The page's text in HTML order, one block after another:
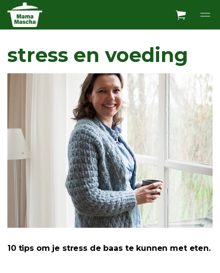
Overslaan en ga direct naar de inhoud
stress en voeding
10 tips om je stress de baas te kunnen met eten.